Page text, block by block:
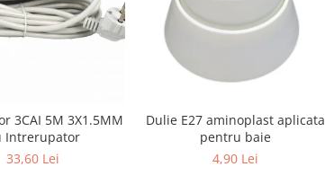
3CAI 5M 3X1.5MM
Intrerupator
33,60 Lei
Dulie E27 aminoplast aplicata
pentru baie
4,90 Lei